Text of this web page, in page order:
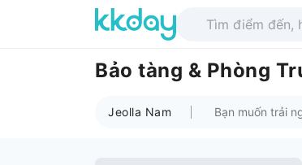
Bảo tàng & Phòng
Jeolla Nam